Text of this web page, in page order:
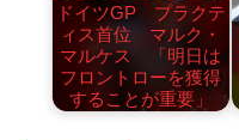
ドイツGP プラクテ
ィス首位 マルク・
マルケス 「明日は
フロントローを獲得
することが重要」